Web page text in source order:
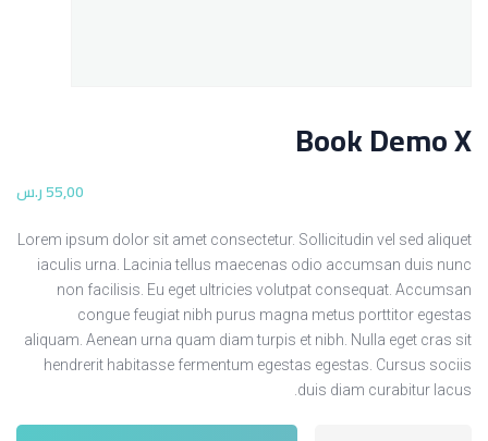
Book Demo X
55,00 ر.س
Lorem ipsum dolor sit amet consectetur. Sollicitudin vel sed aliquet
iaculis urna. Lacinia tellus maecenas odio accumsan duis nunc
non facilisis. Eu eget ultricies volutpat consequat. Accumsan
congue feugiat nibh purus magna metus porttitor egestas
aliquam. Aenean urna quam diam turpis et nibh. Nulla eget cras sit
hendrerit habitasse fermentum egestas egestas. Cursus sociis
duis diam curabitur lacus.